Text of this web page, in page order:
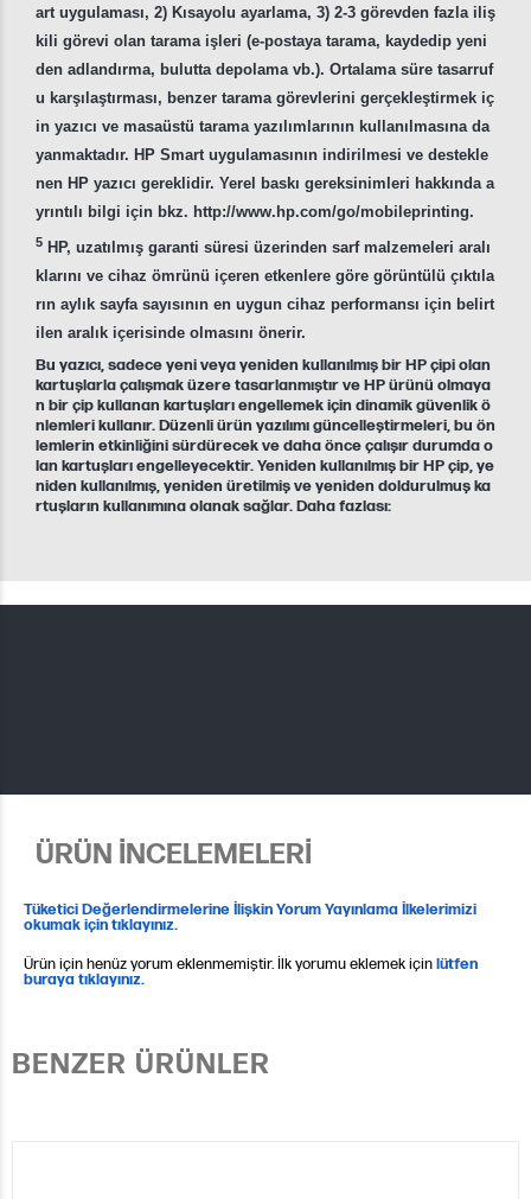
art uygulaması, 2) Kısayolu ayarlama, 3) 2-3 görevden fazla iliş
kili görevi olan tarama işleri (e-postaya tarama, kaydedip yeni
den adlandırma, bulutta depolama vb.). Ortalama süre tasarruf
u karşılaştırması, benzer tarama görevlerini gerçekleştirmek iç
in yazıcı ve masaüstü tarama yazılımlarının kullanılmasına da
yanmaktadır. HP Smart uygulamasının indirilmesi ve destekle
nen HP yazıcı gereklidir. Yerel baskı gereksinimleri hakkında a
yrıntılı bilgi için bkz. http://www.hp.com/go/mobileprinting.
5 HP, uzatılmış garanti süresi üzerinden sarf malzemeleri aralı
klarını ve cihaz ömrünü içeren etkenlere göre görüntülü çıktıla
rın aylık sayfa sayısının en uygun cihaz performansı için belirt
ilen aralık içerisinde olmasını önerir.
Bu yazıcı, sadece yeni veya yeniden kullanılmış bir HP çipi olan
kartuşlarla çalışmak üzere tasarlanmıştır ve HP ürünü olmaya
n bir çip kullanan kartuşları engellemek için dinamik güvenlik ö
nlemleri kullanır. Düzenli ürün yazılımı güncelleştirmeleri, bu ön
lemlerin etkinliğini sürdürecek ve daha önce çalışır durumda o
lan kartuşları engelleyecektir. Yeniden kullanılmış bir HP çip, ye
niden kullanılmış, yeniden üretilmiş ve yeniden doldurulmuş ka
rtuşların kullanımına olanak sağlar. Daha fazlası:
ÜRÜN İNCELEMELERİ
Tüketici Değerlendirmelerine İlişkin Yorum Yayınlama İlkelerimizi
okumak için tıklayınız.
Ürün için henüz yorum eklenmemiştir. İlk yorumu eklemek içinlütfen
buraya tıklayınız.
BENZER ÜRÜNLER